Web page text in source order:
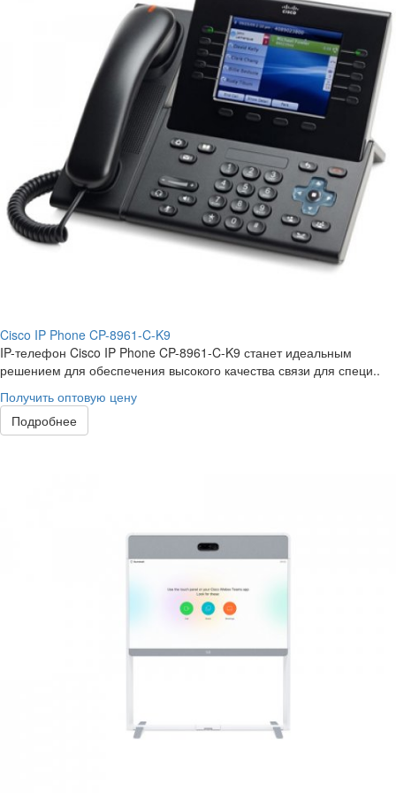
Cisco IP Phone CP-8961-C-K9
IP-телефон Cisco IP Phone CP-8961-C-K9 станет идеальным
решением для обеспечения высокого качества связи для специ..
Получить оптовую цену
Подробнее